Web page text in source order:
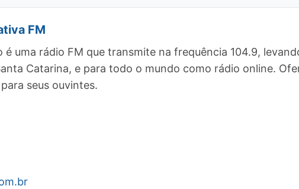
FM
é uma rádio FM que transmite na frequência 104.9,
Catarina, e para todo o mundo como rádio online.
seus ouvintes.